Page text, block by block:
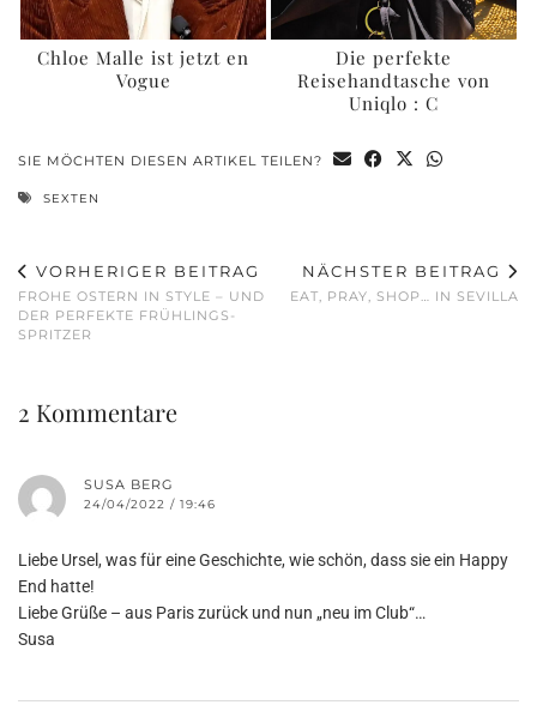
Chloe Malle ist jetzt en
Vogue
Die perfekte
Reisehandtasche von
Uniqlo : C
SIE MÖCHTEN DIESEN ARTIKEL TEILEN?
SEXTEN
VORHERIGER BEITRAG
FROHE OSTERN IN STYLE – UND
DER PERFEKTE FRÜHLINGS-
SPRITZER
NÄCHSTER BEITRAG
EAT, PRAY, SHOP… IN SEVILLA
2 Kommentare
SUSA BERG
24/04/2022 / 19:46
Liebe Ursel, was für eine Geschichte, wie schön, dass sie ein Happy
End hatte!
Liebe Grüße – aus Paris zurück und nun „neu im Club“…
Susa